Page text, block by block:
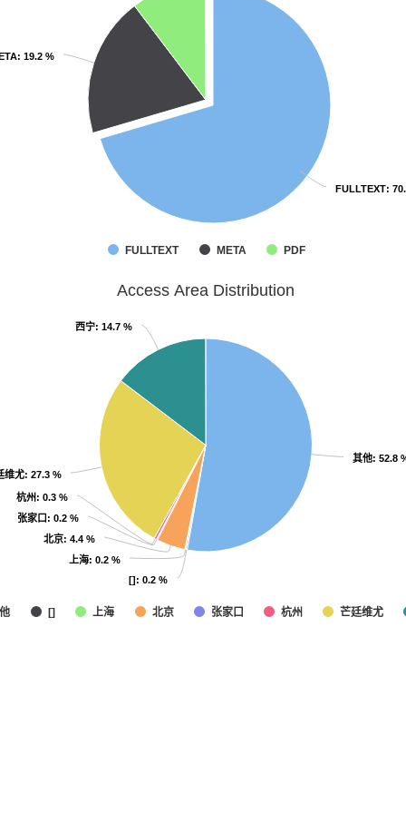
FULLTEXT:
FULLTEXT:
: 19.2 %
: 19.2 %
FULLTEXT META PDF
Access Area Distribution
其他: 52.8
其他: 52.8
[]: 0.2 %
[]: 0.2 %
上海: 0.2 %
上海: 0.2 %
北京: 4.4 %
北京: 4.4 %
张家口: 0.2 %
张家口: 0.2 %
杭州: 0.3 %
杭州: 0.3 %
维尤: 27.3 %
维尤: 27.3 %
西宁: 14.7 %
西宁: 14.7 %
[] 上海 北京 张家口 杭州 芒廷维尤